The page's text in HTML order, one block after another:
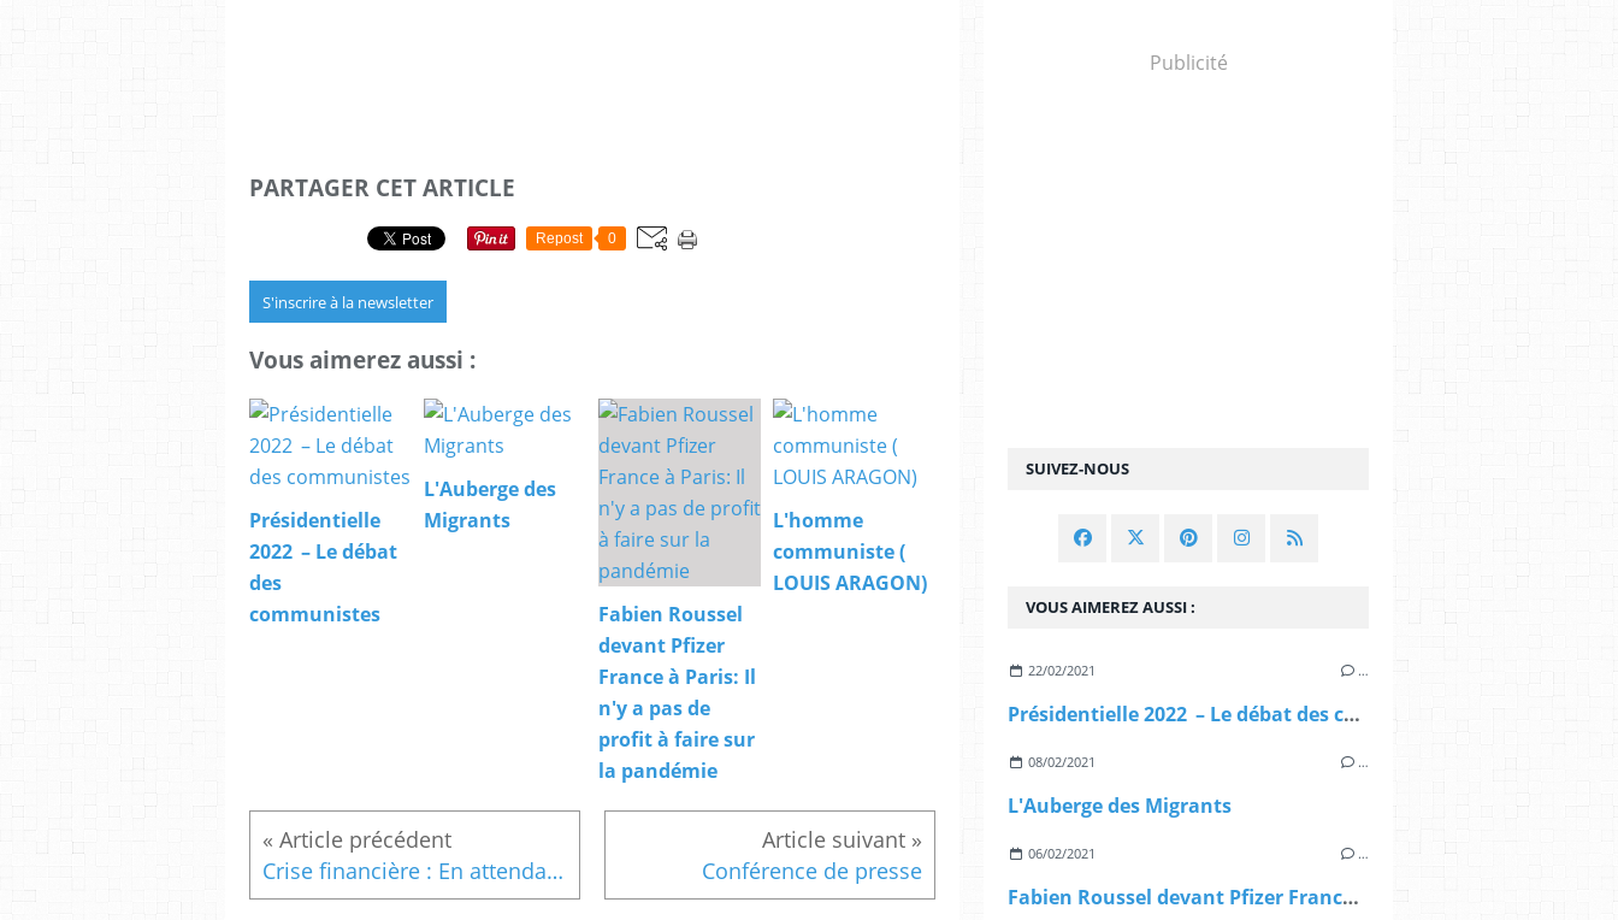
PARTAGER CET ARTICLE
Repost 0
S'inscrire à la newsletter
Vous aimerez aussi :
Présidentielle
2022 – Le débat
des
communistes
L'Auberge des
Migrants
Fabien Roussel
devant Pfizer
France à Paris: Il
n'y a pas de
profit à faire sur
la pandémie
L'homme
communiste (
LOUIS ARAGON)
Crise financière : En attendant Jeudi... Sarkozy fait l’autruche Conférence de presse
SUIVEZ-NOUS
Publicité
VOUS AIMEREZ AUSSI :
22/02/2021 …
Présidentielle 2022 – Le débat des communistes
08/02/2021 …
L'Auberge des Migrants
06/02/2021 …
Fabien Roussel devant Pfizer France à Paris: Il n'y a pas de profit à faire sur la pandémie